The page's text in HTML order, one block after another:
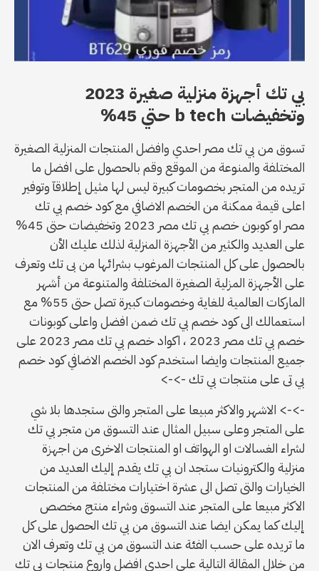
بي تك أجهزة منزلية صغيرة 2023
وتخفيضات b tech حتي 45%
تسوق من بي تك مصر احدي وافضل المنتجات المنزلية الصغيرة
المختلفة والمنوعة من الموقع وقم بالحصول على افضل ما
تريده من المتجر بخصومات كبيرة ليس لها مثيل إطلاقآ وتوفير
اعلى قيمة ممكنة من الخصم الاضافي مع كود خصم بي تك
مصر او كوبون خصم بي تك مصر 2023 وتخفيضات حتى 45%
على العديد والكثير من الأجهزة المنزلية لذلك عليك الأن
بالحصول على كل المنتجات المرغوب بشرائها من بى تك وتعرف
على الأجهزة المزلية الصغيرة المختلفة والمتنوعة من أشهر
الماركات العالمية للغاية وخصومات كبيرة تصل حتى 55% مع
استعمالك الى كود خصم بي تك ضمن افضل واعلى كوبونات
خصم بي تك مصر 2023 ، اكواد خصم بي تك مصر 2023 على
جميع المنتجات وايضا استخدم كود الخصم الاضافي كود خصم
بي تى على منتجات بي تك ->->
->-> الاشهر والاكثر مبيعا على المتجر والتى ستجدها بلا شي
على المتجر وعلى سبيل المثال عند التسوق من متجر بي تك
لشراء الغسالات او الهواتف او المنتجات الاخرى من اجهزة
منزلية والكترونيات ستجد ان بي تك يقدم إليك العديد من
الخيارات والتى تصل الى عشرة اختيارات مختلفة من المنتجات
الاكثر مبيعا على المتجر عند التسوق وشراء منتج مخصص
إليك كما يمكن ايضا عند التسوق من بي تك الحصول على كل
ما تريده على حسب الفئة عند التسوق من بي تك وتعرف الان
من خلال المقالة التالية على احدي افضل واروع منتجات بي تك